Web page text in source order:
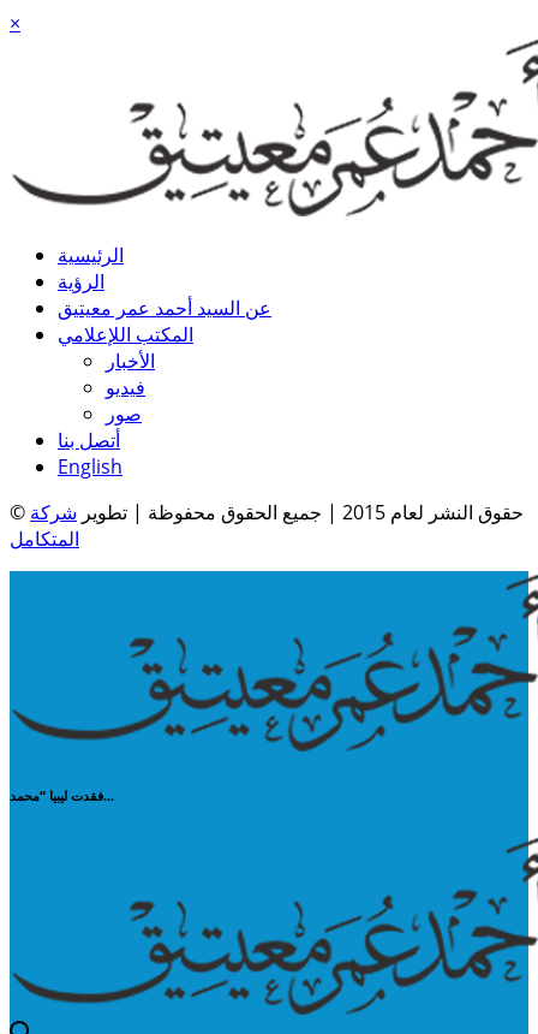
×
الرئيسية
الرؤية
عن السيد أحمد عمر معيتيق
المكتب اللإعلامي
الأخبار
فيديو
صور
أتصل بنا
English
© حقوق النشر لعام 2015 | جميع الحقوق محفوظة | تطوير
شركة
المتكامل
فقدت ليبيا “محمد...